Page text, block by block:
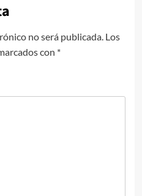
no será publicada. Los
con *